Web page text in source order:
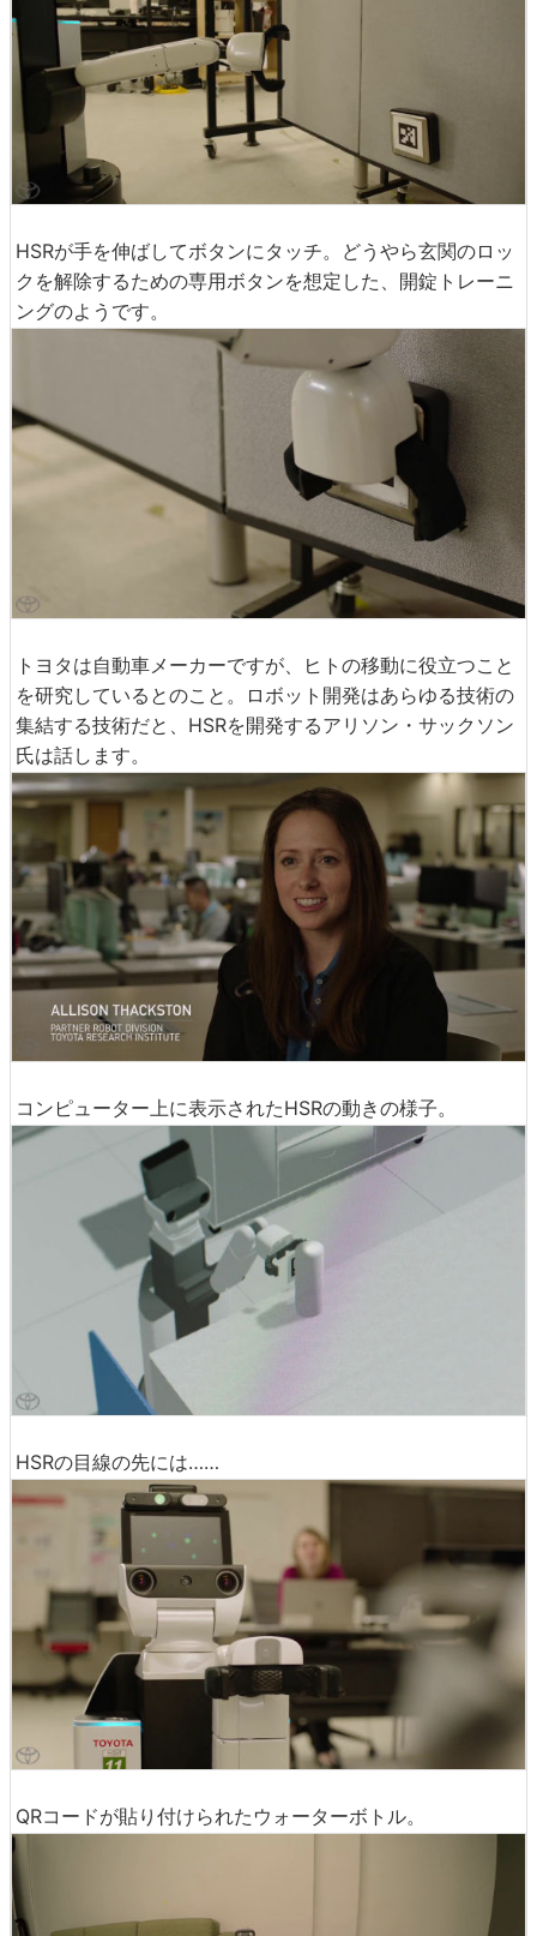
HSRが手を伸ばしてボタンにタッチ。どうやら玄関のロッ
クを解除するための専用ボタンを想定した、開錠トレーニ
ングのようです。
トヨタは自動車メーカーですが、ヒトの移動に役立つこと
を研究しているとのこと。ロボット開発はあらゆる技術の
集結する技術だと、HSRを開発するアリソン・サックソン
氏は話します。
コンピューター上に表示されたHSRの動きの様子。
HSRの目線の先には……
QRコードが貼り付けられたウォーターボトル。